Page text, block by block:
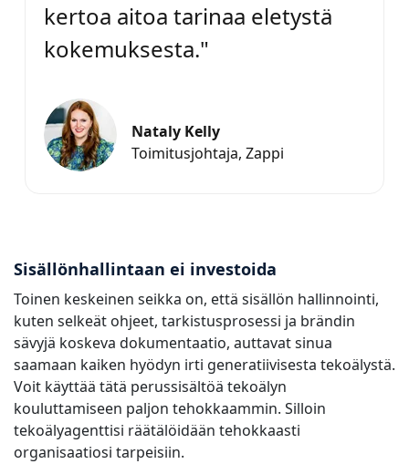
kertoa aitoa tarinaa eletystä
kokemuksesta."
Nataly Kelly
Toimitusjohtaja, Zappi
Sisällönhallintaan ei investoida
Toinen keskeinen seikka on, että sisällön hallinnointi,
kuten selkeät ohjeet, tarkistusprosessi ja brändin
sävyjä koskeva dokumentaatio, auttavat sinua
saamaan kaiken hyödyn irti generatiivisesta tekoälystä.
Voit käyttää tätä perussisältöä tekoälyn
kouluttamiseen paljon tehokkaammin. Silloin
tekoälyagenttisi räätälöidään tehokkaasti
organisaatiosi tarpeisiin.